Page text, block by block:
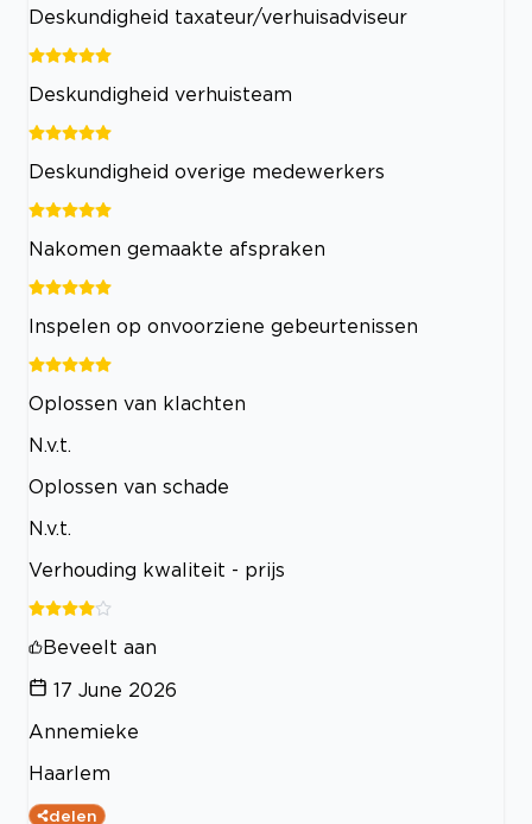
Deskundigheid taxateur/verhuisadviseur
Deskundigheid verhuisteam
Deskundigheid overige medewerkers
Nakomen gemaakte afspraken
Inspelen op onvoorziene gebeurtenissen
Oplossen van klachten
N.v.t.
Oplossen van schade
N.v.t.
Verhouding kwaliteit - prijs
Beveelt aan
17 June 2026
Annemieke
Haarlem
delen